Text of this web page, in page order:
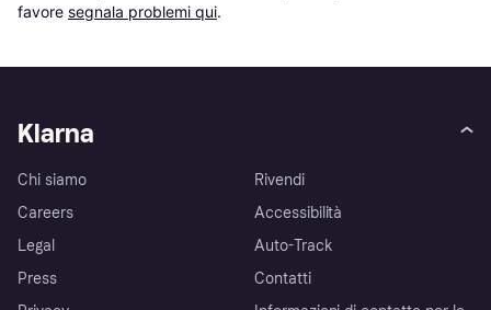
favore segnala problemi qui.
Klarna
Chi siamo
Careers
Legal
Press
Rivendi
Accessibilità
Auto-Track
Contatti